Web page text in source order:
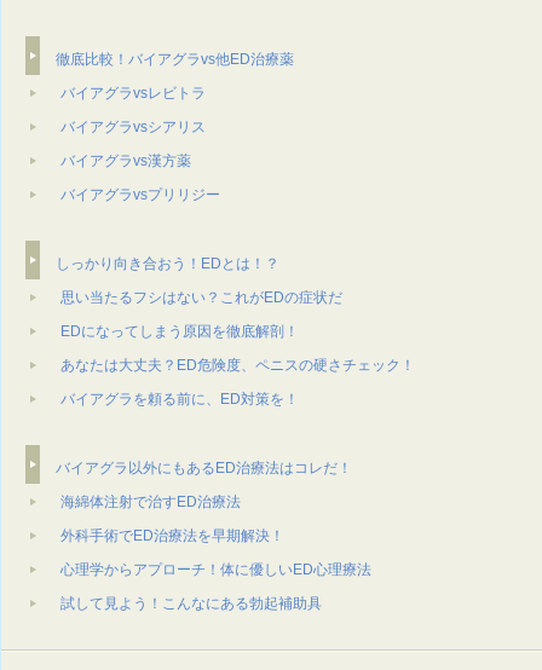
徹底比較！バイアグラvs他ED治療薬
バイアグラvsレビトラ
バイアグラvsシアリス
バイアグラvs漢方薬
バイアグラvsプリリジー
しっかり向き合おう！EDとは！？
思い当たるフシはない？これがEDの症状だ
EDになってしまう原因を徹底解剖！
あなたは⼤丈夫？ED危険度、ペニスの硬さチェック！
バイアグラを頼る前に、ED対策を！
バイアグラ以外にもあるED治療法はコレだ！
海綿体注射で治すED治療法
外科⼿術でED治療法を早期解決！
⼼理学からアプローチ！体に優しいED⼼理療法
試して⾒よう！こんなにある勃起補助具